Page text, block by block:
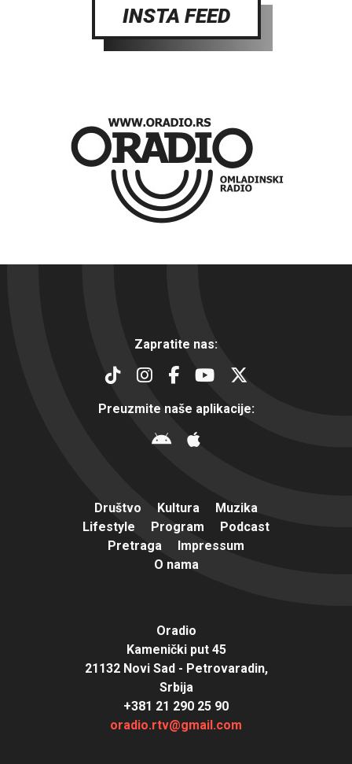
INSTA FEED
Zapratite nas:
Preuzmite naše aplikacije:
Društvo Kultura
Muzika
Lifestyle
Program
Podcast
Pretraga
Impressum
O nama
Oradio
Kamenički put 45
21132 Novi Sad - Petrovaradin,
Srbija
+381 21 290 25 90
oradio.rtv@gmail.com